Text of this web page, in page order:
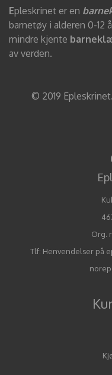
Epleskrinet er en
barnetøy i alderen 0-12
mindre kjente
av verden.
© 2019
Org.
Tlf: Henvendelser på